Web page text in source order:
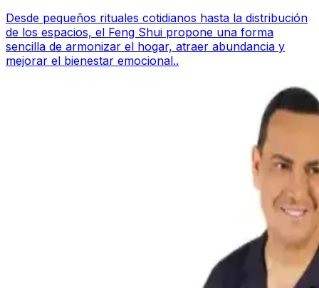
Desde pequeños rituales cotidianos hasta la distribución
de los espacios, el Feng Shui propone una forma
sencilla de armonizar el hogar, atraer abundancia y
mejorar el bienestar emocional..